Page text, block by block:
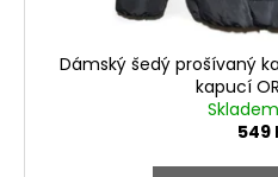
Dámský šedý prošívaný
kapucí
Skladem
549